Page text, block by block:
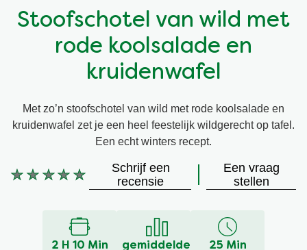
Vegetarisch
Groentewraps
Kruiding
Groentewraps
Kant en Klaar
Stoofschotel van wild met
rode koolsalade en
kruidenwafel
Met zo’n stoofschotel van wild met rode koolsalade en
kruidenwafel zet je een heel feestelijk wildgerecht op tafel.
Een echt winters recept.
Geen
Schrijf een
recensie
Een vraag
stellen
2 H 10 Min
gemiddelde
25 Min